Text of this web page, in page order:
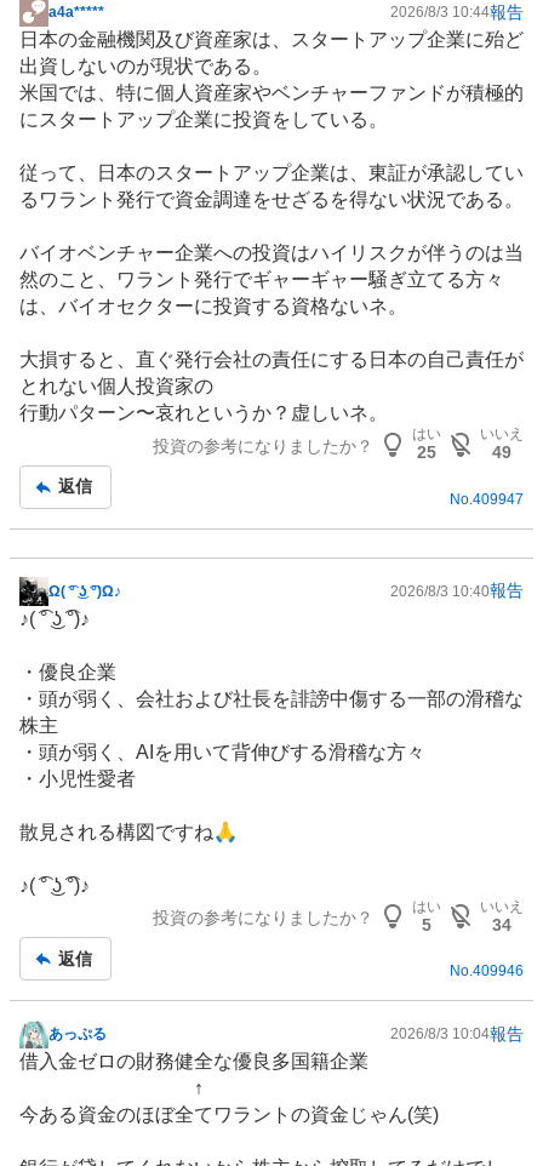
掲
示
板
記
事
a4a***** 2026/8/3 10:44報告
日本の金融機関及び資産家は、スタートアップ企業に殆ど
出資しないのが現状である。
米国では、特に個人資産家やベンチャーファンドが積極的
にスタートアップ企業に投資をしている。
従って、日本のスタートアップ企業は、東証が承認してい
るワラント発行で資金調達をせざるを得ない状況である。
バイオベンチャー企業への投資はハイリスクが伴うのは当
然のこと、ワラント発行でギャーギャー騒ぎ立てる方々
は、バイオセクターに投資する資格ないネ。
大損すると、直ぐ発行会社の責任にする日本の自己責任が
とれない個人投資家の
行動パターン〜哀れというか？虚しいネ。
投資の参考になりましたか？
はい
25
いいえ
49
返信
No. 409947
掲
示
Ω( ͡° ͜ʖ ͡°)Ω♪ 2026/8/3 10:40報告
♪( ͡° ͜ʖ ͡°)♪
・優良企業
・頭が弱く、会社および社長を誹謗中傷する一部の滑稽な
株主
・頭が弱く、AIを用いて背伸びする滑稽な方々
・小児性愛者
散見される構図ですね🙏
♪( ͡° ͜ʖ ͡°)♪
投資の参考になりましたか？
はい
5
いいえ
34
返信
No.409946
掲
示
記
あっぷる 2026/8/3 10:04報告
借入金ゼロの財務健全な優良多国籍企業
↑
今ある資金のほぼ全てワラントの資金じゃん(笑)